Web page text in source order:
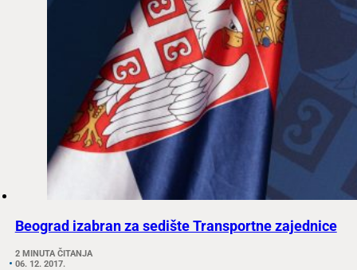
Beograd izabran za sedište Transportne zajednice
2 MINUTA ČITANJA
06. 12. 2017.